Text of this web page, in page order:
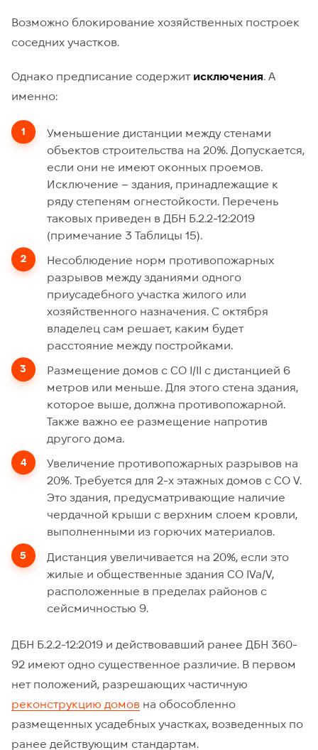
Возможно блокирование хозяйственных построек
соседних участков.
Однако предписание содержит исключения. А
именно:
Уменьшение дистанции между стенами
объектов строительства на 20%. Допускается,
если они не имеют оконных проемов.
Исключение – здания, принадлежащие к
ряду степеням огнестойкости. Перечень
таковых приведен в ДБН Б.2.2-12:2019
(примечание 3 Таблицы 15).
Несоблюдение норм противопожарных
разрывов между зданиями одного
приусадебного участка жилого или
хозяйственного назначения. С октября
владелец сам решает, каким будет
расстояние между постройками.
Размещение домов с СО I/II с дистанцией 6
метров или меньше. Для этого стена здания,
которое выше, должна противопожарной.
Также важно ее размещение напротив
другого дома.
Увеличение противопожарных разрывов на
20%. Требуется для 2-х этажных домов с СО V.
Это здания, предусматривающие наличие
чердачной крыши с верхним слоем кровли,
выполненными из горючих материалов.
Дистанция увеличивается на 20%, если это
жилые и общественные здания СО IVa/V,
расположенные в пределах районов с
сейсмичностью 9.
ДБН Б.2.2-12:2019 и действовавший ранее ДБН 360-
92 имеют одно существенное различие. В первом
нет положений, разрешающих частичную
реконструкцию домов на обособленно
размещенных усадебных участках, возведенных по
ранее действующим стандартам.